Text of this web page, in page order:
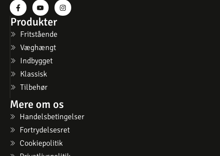
Produkter
Fritstående
Væghængt
Indbygget
Klassisk
Tilbehør
Mere om os
Handelsbetingelser
Fortrydelsesret
Cookiepolitik